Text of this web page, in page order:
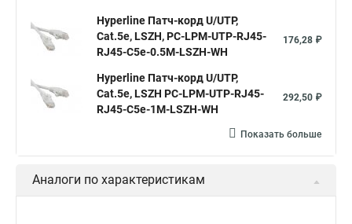
Hyperline Патч-корд U/UTP,
Cat.5e, LSZH, PC-LPM-UTP-RJ45-
RJ45-C5e-0.5M-LSZH-WH
176,28 ₽
Hyperline Патч-корд U/UTP,
Cat.5е, LSZH PC-LPM-UTP-RJ45-
RJ45-C5e-1M-LSZH-WH
292,50 ₽
Показать больше
Аналоги по характеристикам